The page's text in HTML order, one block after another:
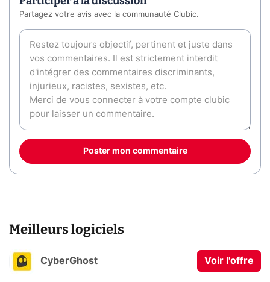
Partagez votre avis avec la communauté Clubic.
Poster mon commentaire
Meilleurs logiciels
CyberGhost Voir l'offre